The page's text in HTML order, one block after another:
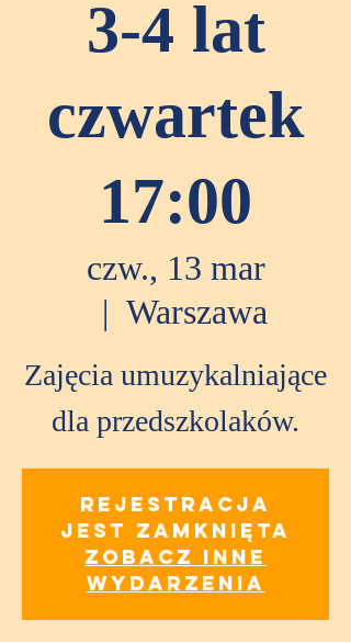
3-4 lat
czwartek
17:00
czw., 13 mar
  |
Warszawa
Zajęcia umuzykalniające
dla przedszkolaków.
Rejestracja
jest zamknięta
Zobacz inne
wydarzenia